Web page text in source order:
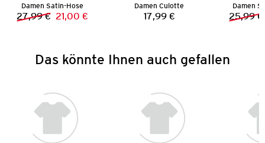
Damen Satin-Hose
Vorheriger Preis:
27,99 € Neuer Preis:
21,00 €
Damen Culotte
Preis:
17,99 €
Damen
25,99 €
Das könnte Ihnen auch gefallen